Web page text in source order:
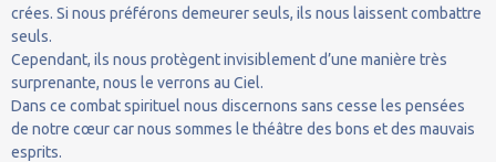
crées. Si nous préférons demeurer seuls, ils nous laissent combattre
seuls.
Cependant, ils nous protègent invisiblement d’une manière très
surprenante, nous le verrons au Ciel.
Dans ce combat spirituel nous discernons sans cesse les pensées
de notre cœur car nous sommes le théâtre des bons et des mauvais
esprits.